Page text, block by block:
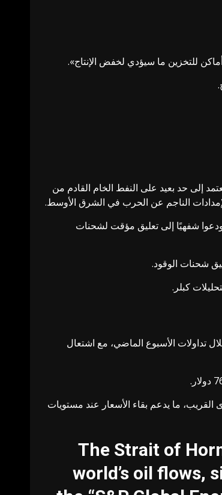
للتخزين ما سيؤدي لخفض الإنتاج».
إلى حد بعيد على النفط الخام القادم من
الناجم عن الحرب في الشرق الأوسط.
ودعوا شفهيًا إلى تعليق مؤقت لشحنات
شحنات الوقود.
تداولات الأسبوع الماضي، مع اشتعال
ما يدعم بقاء الأسعار عند مستويات
The Strait of
world’s oil flows,